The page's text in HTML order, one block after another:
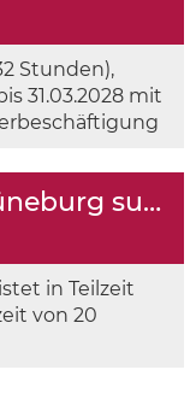
Stunden),
31.03.2028 mit
Städtisches Klinikum Lüneburg sucht
in Teilzeit
von 20